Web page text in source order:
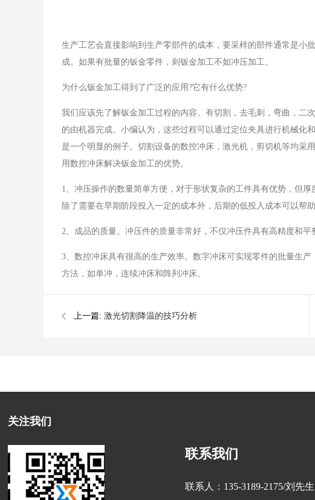
生产工艺会直接影响到生产零部件的成本，要采样的部件通常是小
成。如果有批量的钣金零件，则钣金加工不如冲压加工。
为什么钣金加工得到了广泛的应用?它有什么优势?
我们应该先了解钣金加工过程的内容。有切割，去毛刺，弯曲，二
的由机器完成。小编认为，这些过程可以通过定位夹具进行机械化
是一个明显的例子。切割设备的数控冲床，激光机，剪切机等均
用数控冲床解决钣金加工的优势。
1、冲压操作的数量简单方便，对于形状复杂的工件具有优势，但
除了需要在早期阶段投入一定的成本外，后期的低投入成本可以帮
2、成品的质量。冲压件的质量非常好，不仅冲压件具有高精度和平
3、数控冲床具有很高的生产效率。数字冲床可实现零件的批量生产
方法，如单冲，连续冲床和阵列冲床。
上一篇: 激光切割降温的技巧分析
关注我们
联系我们
联系人：135-3189-2175/刘先生